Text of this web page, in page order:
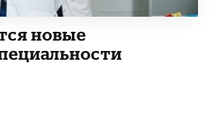
новые